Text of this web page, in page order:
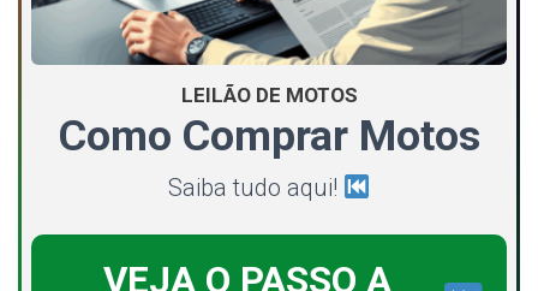
LEILÃO DE MOTOS
Como Comprar Motos
Saiba tudo aqui!
VEJA O PASSO A